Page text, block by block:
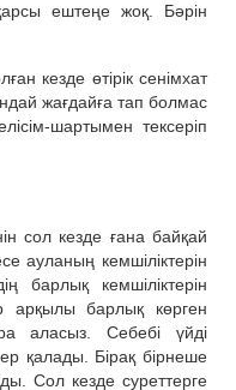
ештеңе жоқ. Бәрін
кезде өтірік сенімхат
жағдайға тап болмас
шартымен тексеріп
сол кезде ғана байқай
ауланың кемшіліктерін
барлық кемшіліктерін
арқылы барлық көрген
аласыз. Себебі үйді
қалады. Бірақ бірнеше
Сол кезде суреттерге